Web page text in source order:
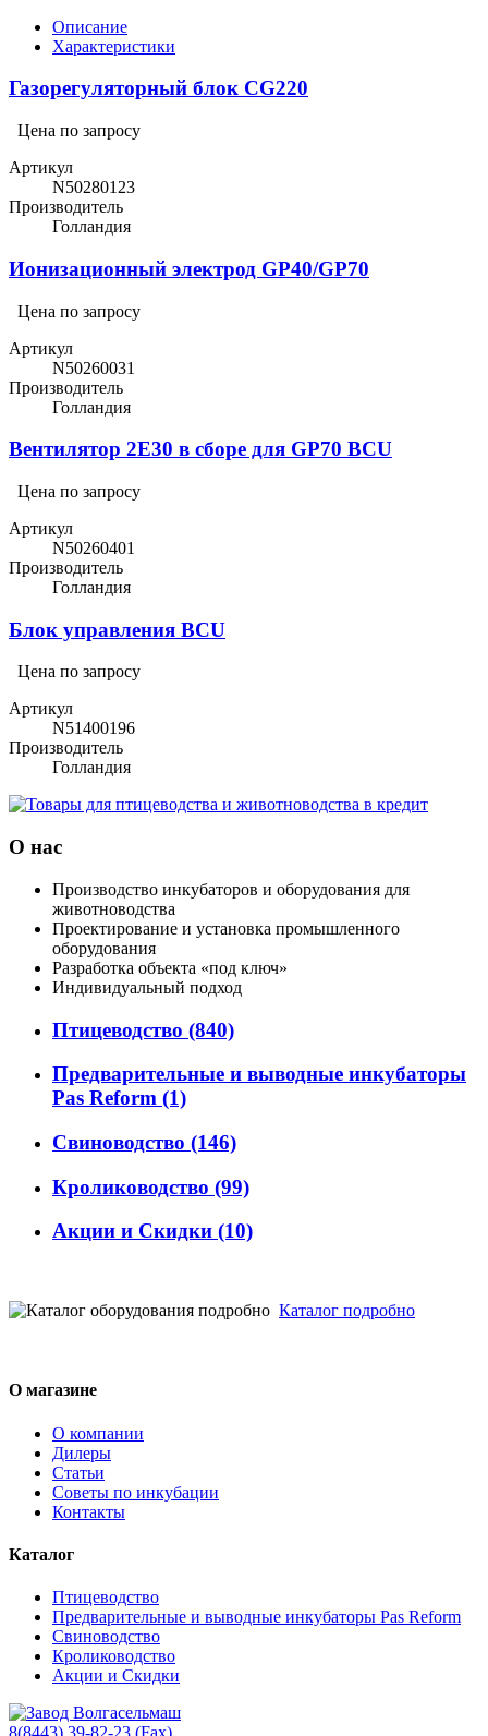
Описание
Характеристики
Газорегуляторный блок CG220
Цена по запросу
Артикул
N50280123
Производитель
Голландия
Ионизационный электрод GP40/GP70
Цена по запросу
Артикул
N50260031
Производитель
Голландия
Вентилятор 2E30 в сборе для GP70 BCU
Цена по запросу
Артикул
N50260401
Производитель
Голландия
Блок управления BCU
Цена по запросу
Артикул
N51400196
Производитель
Голландия
О нас
Производство инкубаторов и оборудования для
животноводства
Проектирование и установка промышленного
оборудования
Разработка объекта «под ключ»
Индивидуальный подход
Птицеводство (840)
Предварительные и выводные инкубаторы
Pas Reform (1)
Свиноводство (146)
Кролиководство (99)
Акции и Скидки (10)
Каталог подробно
О магазине
О компании
Дилеры
Статьи
Советы по инкубации
Контакты
Каталог
Птицеводство
Предварительные и выводные инкубаторы Pas Reform
Свиноводство
Кролиководство
Акции и Скидки